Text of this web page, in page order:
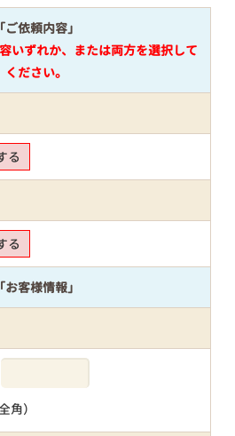
「ご依頼内容」
いずれか、または両方を選択して
ください。
る
る
「お客様情報」
角）